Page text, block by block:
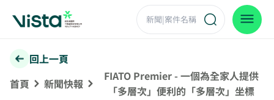
回上一頁
首頁
新聞快報
FIATO Premier - 一個為全家人提供
「多層次」便利的「多層次」坐標